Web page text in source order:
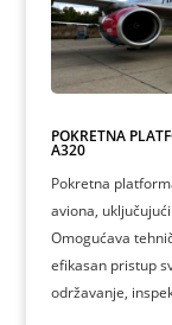
POKRETNA
A320
Pokretna
aviona,
Omogućava
efikasan pristup
održavanje,